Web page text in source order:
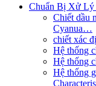
Chuẩn Bị Xử Lý
Chiết dầu
Cyanua…
chiết xác
Hệ thống
Hệ thống
Hệ thống